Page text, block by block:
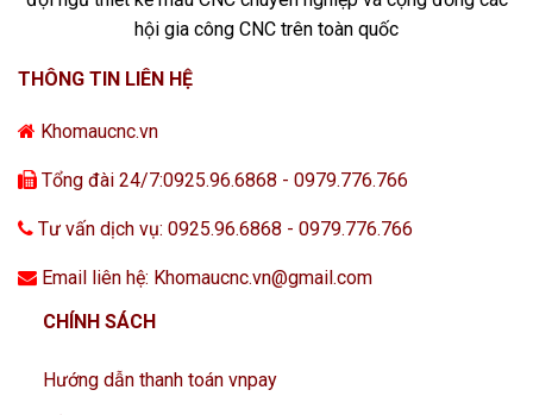
hội gia công CNC trên toàn quốc
THÔNG TIN LIÊN HỆ
Khomaucnc.vn
Tổng đài 24/7:0925.96.6868 - 0979.776.766
Tư vấn dịch vụ: 0925.96.6868 - 0979.776.766
Email liên hệ: Khomaucnc.vn@gmail.com
CHÍNH SÁCH
Hướng dẫn thanh toán vnpay